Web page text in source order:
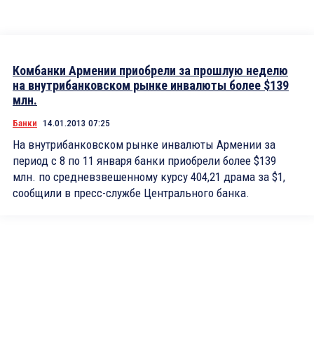
Комбанки Армении приобрели за прошлую неделю
на внутрибанковском рынке инвалюты более $139
млн.
Банки 14.01.2013 07:25
На внутрибанковском рынке инвалюты Армении за
период с 8 по 11 января банки приобрели более $139
млн. по средневзвешенному курсу 404,21 драма за $1,
сообщили в пресс-службе Центрального банка.